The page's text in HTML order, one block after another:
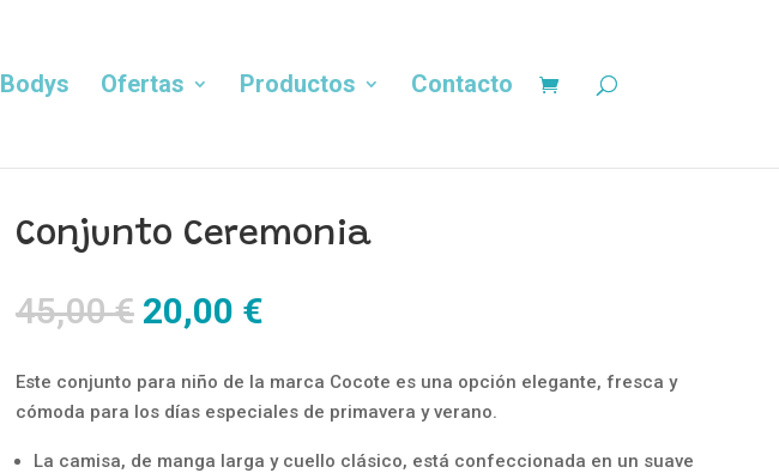
Bodys Ofertas Productos Contacto
Conjunto Ceremonia
45,00€ El
precio
original
era:
45,00 €.
20,00 €El
actual
es:
20,00 €.
Este conjunto para niño de la marca Cocote es una opción elegante, fresca y
cómoda para los días especiales de primavera y verano.
La camisa, de manga larga y cuello clásico, está confeccionada en un suave